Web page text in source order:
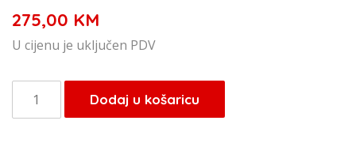
275,00 KM
U cijenu je uključen PDV
Gorenje
bojler
Dodaj u košaricu